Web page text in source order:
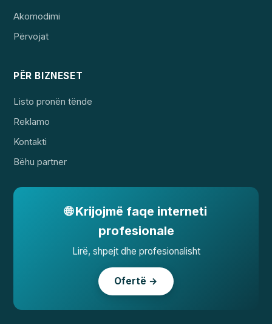
Akomodimi
Përvojat
PËR BIZNESET
Listo pronën tënde
Reklamo
Kontakti
Bëhu partner
🌐 Krijojmë faqe interneti
profesionale
Lirë, shpejt dhe profesionalisht
Ofertë →